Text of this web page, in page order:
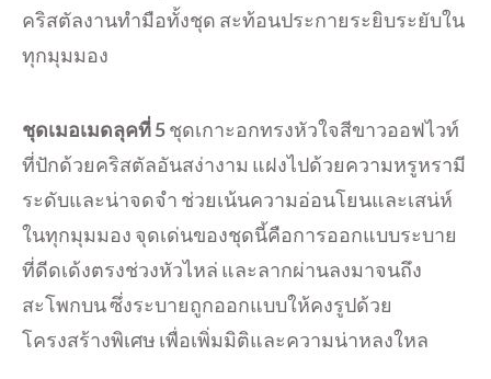
คริสตัลงานทำมือทั้งชุด สะท้อนประกายระยิบระยับใน
ทุกมุมมอง
ชุดเมอเมดลุคที่5ชุดเกาะอกทรงหัวใจสีขาวออฟไวท์
ที่ปักด้วยคริสตัลอันสง่างาม แฝงไปด้วยความหรูหรามี
ระดับและน่าจดจำ ช่วยเน้นความอ่อนโยนและเสน่ห์
ในทุกมุมมอง จุดเด่นของชุดนี้คือการออกแบบระบาย
ที่ดีดเด้งตรงช่วงหัวไหล่ และลากผ่านลงมาจนถึง
สะโพกบน ซึ่งระบายถูกออกแบบให้คงรูปด้วย
โครงสร้างพิเศษ เพื่อเพิ่มมิติและความน่าหลงใหล